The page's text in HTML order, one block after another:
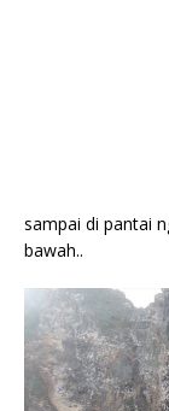
sampai di pantai
bawah..